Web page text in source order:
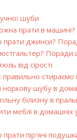
шуби
прати в машині?
прати джинси?
від сірості
правильно стираємо
норкову шубу в
білизну в
меблі в домашніх
пір'яні